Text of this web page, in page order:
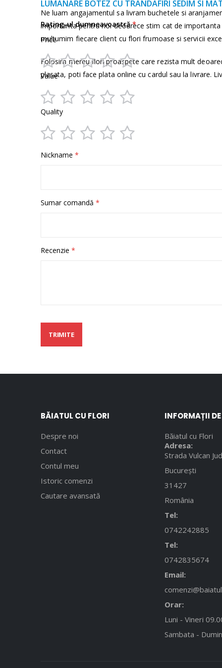
Ne luam angajamentul sa livram buchetele si
importanta pentru noi deoarece stim cat de
multumim fiecare client cu flori frumoase si servicii
Folosim mereu flori proaspete care rezista mult
plasata, poti face plata online cu cardul sau la livrare.
informații
LUMANARE BOTEZ CU TRANDAFIRI SEDIM SI
Rating-ul dumneavoastră
Price
1
2
3
4
5
Value
1
2
3
4
5
Quality
star
stars
stars
stars
stars
Nickname
Sumar comandă
Recenzie
TRIMITE
BĂIATUL CU FLORI
Despre noi
Contact
Contul meu
Istoric comenzi
Cautare avansată
INFORMAȚII
Băiatul cu Flori
Adresa:
Strada Vulcan
București
31427
România
Tel:
0742242885
Tel:
0742835674
Email:
Orar:
Luni - Vineri
Sambata -